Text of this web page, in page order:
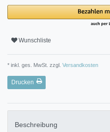
Wunschliste
* inkl. ges. MwSt. zzgl. Versandkosten
Drucken
Beschreibung